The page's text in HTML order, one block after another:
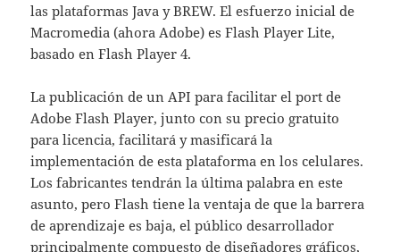
las plataformas Java y BREW. El esfuerzo inicial de
Macromedia (ahora Adobe) es Flash Player Lite,
basado en Flash Player 4.
La publicación de un API para facilitar el port de
Adobe Flash Player, junto con su precio gratuito
para licencia, facilitará y masificará la
implementación de esta plataforma en los celulares.
Los fabricantes tendrán la última palabra en este
asunto, pero Flash tiene la ventaja de que la barrera
de aprendizaje es baja, el público desarrollador
principalmente compuesto de diseñadores gráficos,